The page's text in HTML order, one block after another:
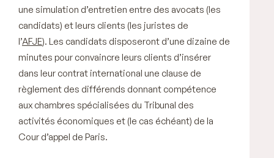
une simulation d’entretien entre des avocats (les
candidats) et leurs clients (les juristes de
l’AFJE). Les candidats disposeront d’une dizaine de
minutes pour convaincre leurs clients d’insérer
dans leur contrat international une clause de
règlement des différends donnant compétence
aux chambres spécialisées du Tribunal des
activités économiques et (le cas échéant) de la
Cour d’appel de Paris.